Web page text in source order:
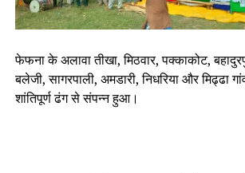
फेफना के अलावा तीखा, मिठवार, पक्काकोट,
बलेजी, सागरपाली, अमडारी, निधरिया और मिढ्ढा
शांतिपूर्ण ढंग से संपन्न हुआ।